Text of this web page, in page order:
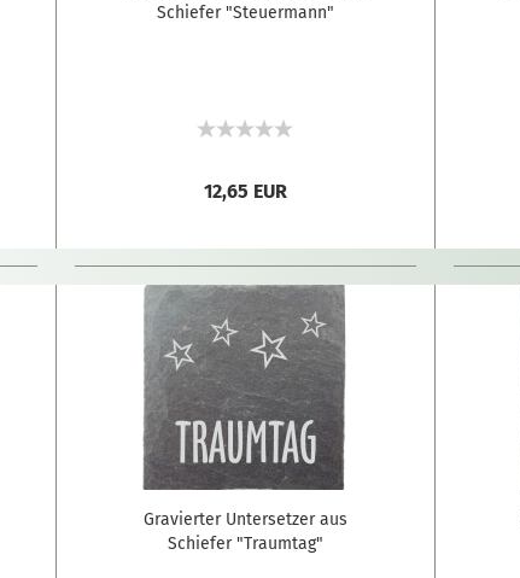
Schiefer "Steuermann"
12,65 EUR
Gravierter Untersetzer aus
Schiefer "Traumtag"